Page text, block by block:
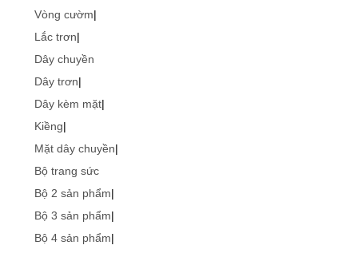
Vòng cườm|
Lắc trơn|
Dây chuyền
Dây trơn|
Dây kèm mặt|
Kiềng|
Mặt dây chuyền|
Bộ trang sức
Bộ 2 sản phẩm|
Bộ 3 sản phẩm|
Bộ 4 sản phẩm|